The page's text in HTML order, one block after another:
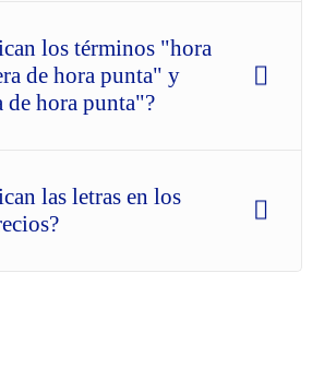
los términos "hora
de hora punta" y
de hora punta"?
las letras en los